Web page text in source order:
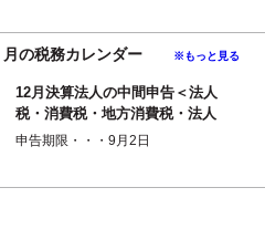
月の税務カレンダー ※もっと見る
12月決算法人の中間申告＜法人
税・消費税・地方消費税・法人
事業税・法人住民税＞（半期
申告期限・・・9月2日